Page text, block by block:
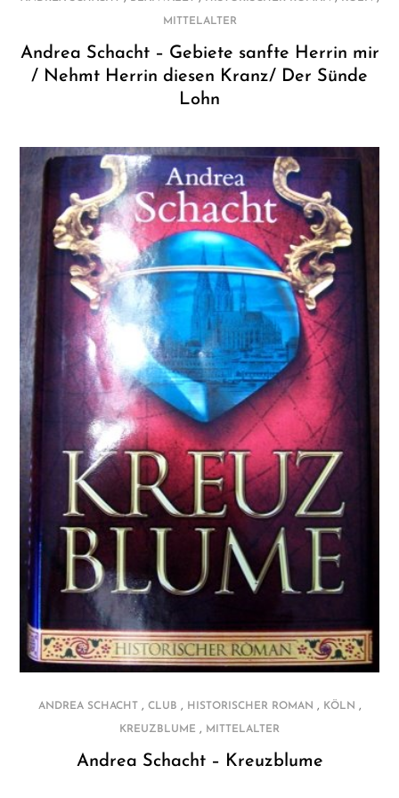
MITTELALTER
Andrea Schacht – Gebiete sanfte Herrin mir
/ Nehmt Herrin diesen Kranz/ Der Sünde
Lohn
ANDREA SCHACHT, CLUB , HISTORISCHER ROMAN , KÖLN ,
KREUZBLUME , MITTELALTER
Andrea Schacht – Kreuzblume